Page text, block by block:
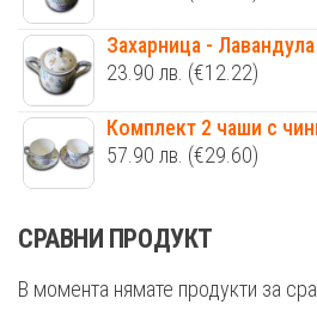
Захарница - Лавандула
23.90 лв. (€12.22)
Комплект 2 чаши с
57.90 лв. (€29.60)
СРАВНИ ПРОДУКТ
В момента нямате продукти за